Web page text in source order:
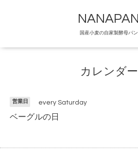
NANAPAN
国産小麦の自家製酵母パン
カレンダー
営業日 every Saturday
ベーグルの日